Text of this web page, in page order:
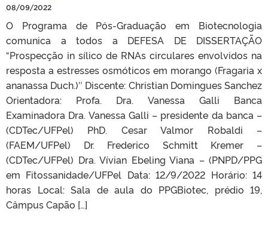
08/09/2022
O Programa de Pós-Graduação em Biotecnologia
comunica a todos a DEFESA DE DISSERTAÇÃO
“Prospecção in sílico de RNAs circulares envolvidos na
resposta a estresses osmóticos em morango (Fragaria x
ananassa Duch.)″ Discente: Christian Domingues Sanchez
Orientadora: Profa. Dra. Vanessa Galli Banca
Examinadora Dra. Vanessa Galli – presidente da banca –
(CDTec/UFPel) PhD. Cesar Valmor Robaldi –
(FAEM/UFPel) Dr. Frederico Schmitt Kremer –
(CDTec/UFPel) Dra. Vívian Ebeling Viana – (PNPD/PPG
em Fitossanidade/UFPel Data: 12/9/2022 Horário: 14
horas Local: Sala de aula do PPGBiotec, prédio 19,
Câmpus Capão […]